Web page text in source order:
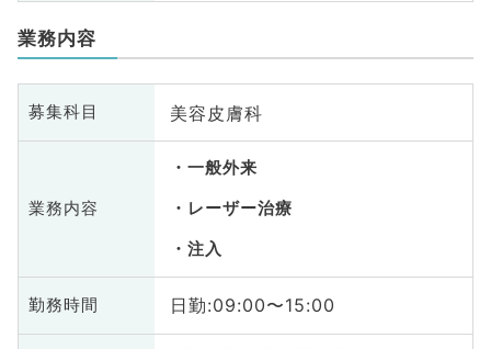
業務内容
募集科目 美容皮膚科
業務内容
一般外来
レーザー治療
注入
勤務時間 日勤:09:00〜15:00